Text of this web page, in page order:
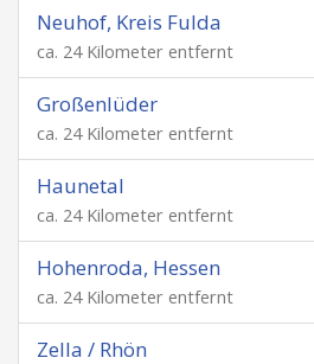
Neuhof, Kreis Fulda
ca. 24 Kilometer entfernt
Großenlüder
ca. 24 Kilometer entfernt
Haunetal
ca. 24 Kilometer entfernt
Hohenroda, Hessen
ca. 24 Kilometer entfernt
Zella / Rhön